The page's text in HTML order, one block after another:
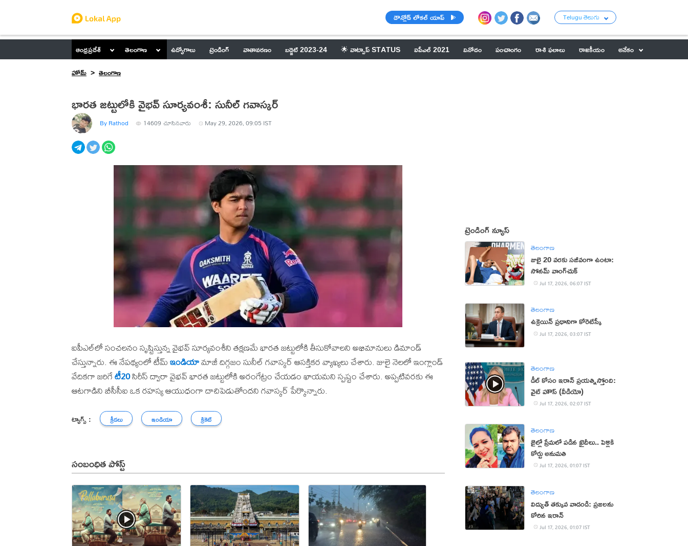
డౌన్లోడ్ లోకల్ యాప్ Telugu తెలుగు
ఆంధ్రప్రదేశ్ తెలంగాణ ఉద్యోగాలు ట్రెండింగ్ వాతావరణం బడ్జెట్ 2023-24 🌟 వాట్సాప్ STATUS ఐపీఎల్ 2021 వినోదం పంచాంగం రాశి ఫలాలు రాజకీయం
అనేకం
హోమ్
తెలంగాణ
భారత జట్టులోకి వైభవ్ సూర్యవంశీ: సునీల్ గవాస్కర్
By Rathod 14609 చూసినవారు May 29, 2026, 09:05 IST
ఐపీఎల్‌లో సంచలనం సృష్టిస్తున్న వైభవ్ సూర్యవంశీని తక్షణమే భారత జట్టులోకి తీసుకోవాలని అభిమానులు డిమాండ్
చేస్తున్నారు. ఈ నేపథ్యంలో టీమ్ఇండియామాజీ దిగ్గజం సునీల్ గవాస్కర్ ఆసక్తికర వ్యాఖ్యలు చేశారు. జులై నెలలో ఇంగ్లాండ్
వేదికగా జరిగేటీ20సిరీస్ ద్వారా వైభవ్ భారత జట్టులోకి అరంగేట్రం చేయడం ఖాయమని స్పష్టం చేశారు. అప్పటివరకు ఈ
ఆటగాడిని బీసీసీఐ ఒక రహస్య ఆయుధంగా దాచిపెడుతోందని గవాస్కర్ పేర్కొన్నారు.
ట్యాగ్స్ : క్రీడలు ఇండియా క్రికెట్
సంబంధిత పోస్ట్
ట్రెండింగ్ న్యూస్
తెలంగాణ
జులై 20 వరకు సజీవంగా ఉంటా:
సోనమ్‌ వాంగ్‌చుక్‌
Jul 17, 2026, 06:07 IST
తెలంగాణ
ఉక్రెయిన్ ప్రధానిగా కోరెట్‌స్కీ
Jul 17, 2026, 03:07 IST
తెలంగాణ
డీల్ కోసం ఇరాన్ ప్రయత్నిస్తోంది:
వైట్ హౌస్ (వీడియో)
Jul 17, 2026, 02:07 IST
తెలంగాణ
జైల్లో ప్రేమలో పడిన ఖైదీలు.. పెళ్లికి
కోర్టు అనుమతి
Jul 17, 2026, 01:07 IST
తెలంగాణ
విద్యుత్‌ తక్కువ వాడండి: ప్రజలను
కోరిన ఇరాన్
Jul 17, 2026, 01:07 IST